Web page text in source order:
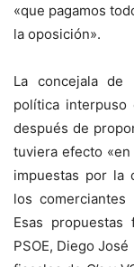
«que pagamos
la oposición».
La concejala de
política interpuso
después de
tuviera efecto
impuestas por la
los
Esas
PSOE, Diego